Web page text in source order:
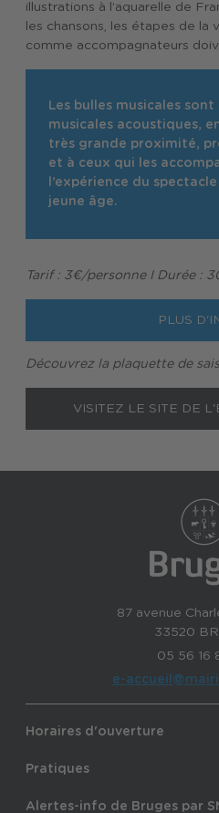
illustrations à l’aquarelle de
les chansons, les étapes de la
comme accompagnateurs
Les bulles musicales
musicales acoustiques,
très grande proximité,
et à ceux qui les
l’expérience du
jeune âge.
Tarif : 3€/personne I Durée :
PLUS
Découvrez la plaquette de
VISITEZ LE SITE DE
87 avenue
33520
05 56 16
e-
Horaires d'ouverture
Pratiques
Alertes-info de Bruges par